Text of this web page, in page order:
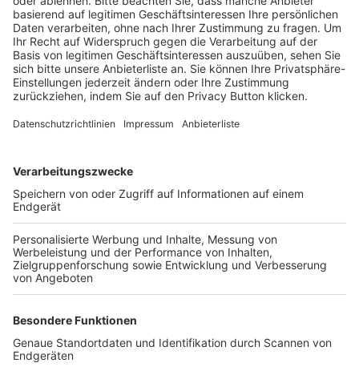
BFV-Geschäftsstellen
Trainerbörse
Login SpielPlus
FOLGE DEM BFV
TOP-VEREINE
TOP-PARTNER